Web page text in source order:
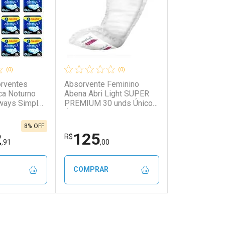
(0)
Noturno
Simples
,91
8% OFF
(0)
Absorvente Feminino
Abena Abri Light SUPER
PREMIUM 30 unds Único
R$125,00
COMPRAR